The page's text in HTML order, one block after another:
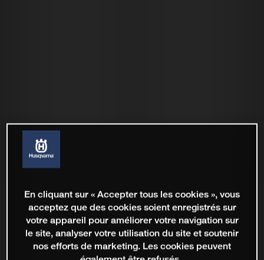
En cliquant sur « Accepter tous les cookies », vous
acceptez que des cookies soient enregistrés sur
votre appareil pour améliorer votre navigation sur
le site, analyser votre utilisation du site et soutenir
nos efforts de marketing. Les cookies peuvent